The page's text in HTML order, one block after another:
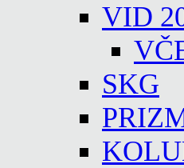
VID
SKG